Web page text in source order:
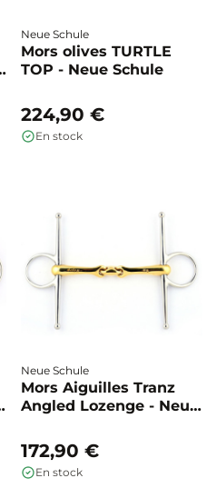
Neue Schule
Mors olives TURTLE
TOP - Neue Schule
224,90 €
En stock
Neue Schule
Mors Aiguilles Tranz
Angled Lozenge - Neue
172,90 €
En stock